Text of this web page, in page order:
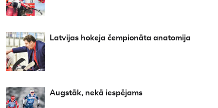
Latvijas hokeja čempionāta anatomija
Augstāk, nekā iespējams